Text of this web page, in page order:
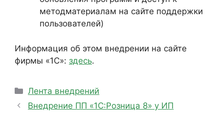
методматериалам на сайте поддержки
пользователей)
Информация об этом внедрении на сайте
фирмы «1С»: здесь.
Рубрики
Лента внедрений
Внедрение ПП «1С:Розница 8» у ИП